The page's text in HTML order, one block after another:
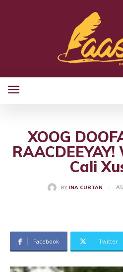
XOOG
Cali
BY INA CUBTAN
Facebook Twitter